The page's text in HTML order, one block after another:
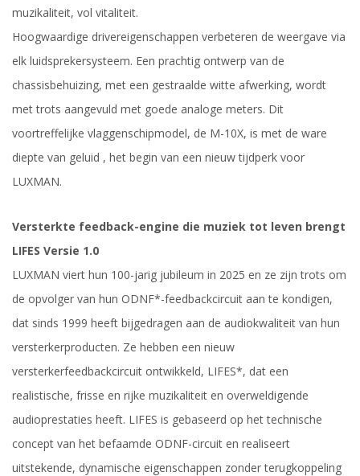
muzikaliteit, vol vitaliteit.
Hoogwaardige drivereigenschappen verbeteren de weergave via
elk luidsprekersysteem. Een prachtig ontwerp van de
chassisbehuizing, met een gestraalde witte afwerking, wordt
met trots aangevuld met goede analoge meters. Dit
voortreffelijke vlaggenschipmodel, de M-10X, is met de ware
diepte van geluid , het begin van een nieuw tijdperk voor
LUXMAN.
Versterkte feedback-engine die muziek tot leven brengt
LIFES Versie 1.0
LUXMAN viert hun 100-jarig jubileum in 2025 en ze zijn trots om
de opvolger van hun ODNF*-feedbackcircuit aan te kondigen,
dat sinds 1999 heeft bijgedragen aan de audiokwaliteit van hun
versterkerproducten. Ze hebben een nieuw
versterkerfeedbackcircuit ontwikkeld, LIFES*, dat een
realistische, frisse en rijke muzikaliteit en overweldigende
audioprestaties heeft. LIFES is gebaseerd op het technische
concept van het befaamde ODNF-circuit en realiseert
uitstekende, dynamische eigenschappen zonder terugkoppeling